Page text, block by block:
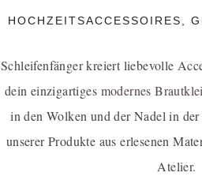
HOCHZEITSACCESSOIRES,
Schleifenfänger kreiert liebevolle
dein einzigartiges modernes
in den Wolken und der Nadel in
unserer Produkte aus erlesenen
Atelier.